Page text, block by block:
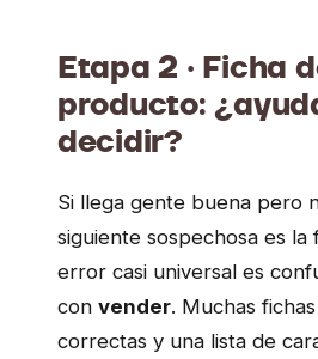
Etapa 2 · Ficha
producto:
decidir?
Si llega gente buena pero
siguiente sospechosa es la
error casi universal es
con vender. Muchas
correctas y una lista de